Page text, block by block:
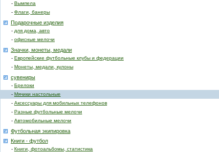
- Вымпела
- Флаги, банеры
Подарочные изделия
- для дома, авто
- офисные мелочи
Значки, монеты, медали
- Европейские футбольные клубы и федерации
- Монеты, медали, кулоны
сувениры
- Брелоки
- Мячики настольные
- Аксессуары для мобильных телефонов
- Разные футбольные мелочи
- Автомобильные мелочи
Футбольная экипировка
Книги - футбол
- Книги, фотоальбомы, статистика